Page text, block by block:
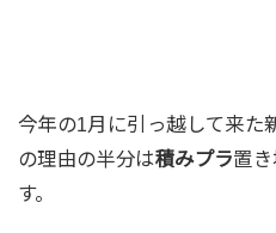
今年の1月に引っ越して来た
の理由の半分は積みプラ置
す。